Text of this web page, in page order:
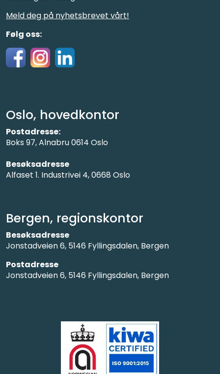
Meld deg på nyhetsbrevet vårt!
Følg oss:
Bergen, regionskontor
Besøksadresse
Jonstadveien 6, 5146 Fyllingsdalen, Bergen
Postadresse
Jonstadveien 6, 5146 Fyllingsdalen, Bergen
Oslo, hovedkontor
Postadresse:
Boks 97, Alnabru 0614 Oslo
Besøksadresse
Alfaset 1. Industrivei 4, 0668 Oslo